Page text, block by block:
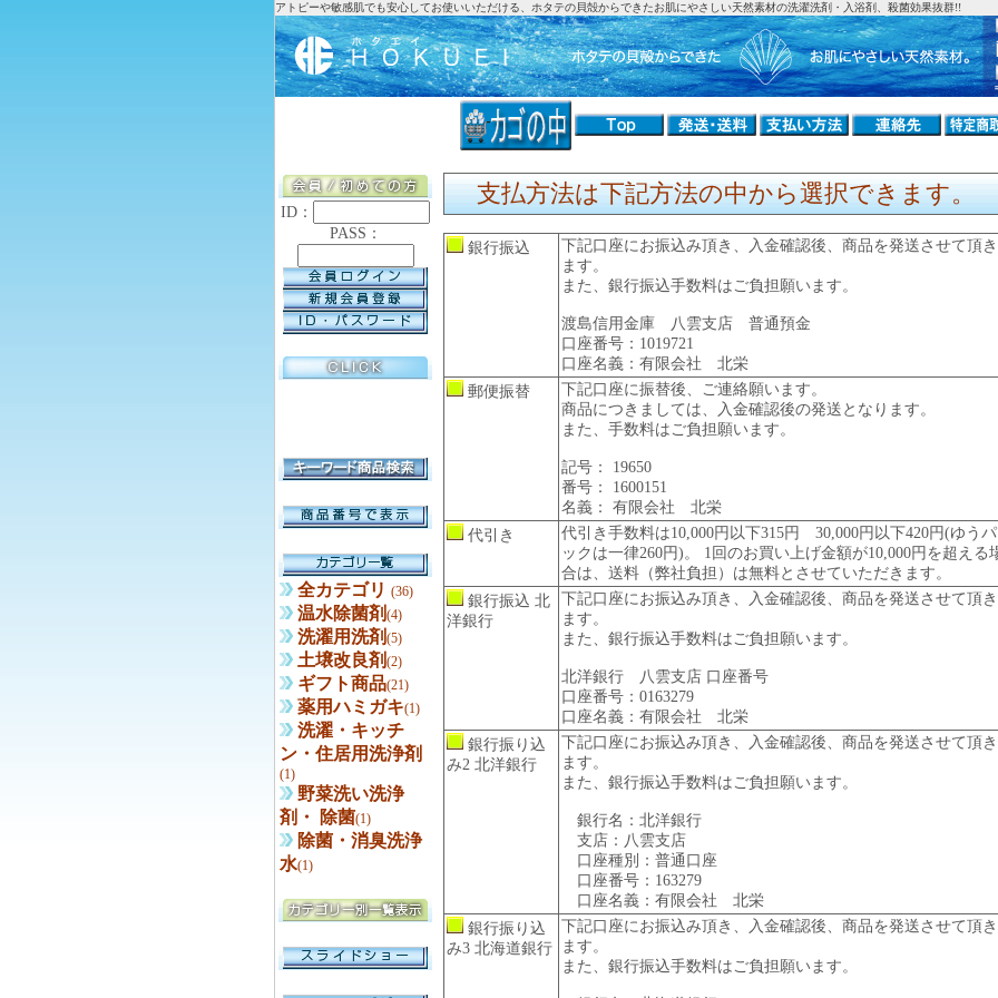
アトピーや敏感肌でも安心してお使いいただける、ホタテの貝殻からできたお肌にやさしい天然素材の洗濯洗剤・入浴剤、殺菌効果抜群!!
ID：
PASS：
全カテゴリ (36)
温水除菌剤 (4)
洗濯用洗剤 (5)
土壌改良剤 (2)
ギフト商品(21)
薬用ハミガキ(1)
洗濯・キッチ
ン・住居用洗浄剤
(1)
野菜洗い洗浄
剤・ 除菌(1)
除菌・消臭洗浄
水(1)
支払方法は下記方法の中から選択できます。
銀行振込
下記口座にお振込み頂き、入金確認後、商品を発送させて頂き
ます。
また、銀行振込手数料はご負担願います。
渡島信用金庫 八雲支店 普通預金
口座番号：1019721
口座名義：有限会社 北栄
郵便振替
下記口座に振替後、ご連絡願います。
商品につきましては、入金確認後の発送となります。
また、手数料はご負担願います。
記号： 19650
番号： 1600151
名義： 有限会社 北栄
代引き
代引き手数料は10,000円以下315円 30,000円以下420円(ゆうパ
ックは一律260円)。 1回のお買い上げ金額が10,000円を超える
合は、送料（弊社負担）は無料とさせていただきます。
銀行振込 北
洋銀行
下記口座にお振込み頂き、入金確認後、商品を発送させて頂き
ます。
また、銀行振込手数料はご負担願います。
北洋銀行 八雲支店 口座番号
口座番号：0163279
口座名義：有限会社 北栄
銀行振り込
み2 北洋銀行
下記口座にお振込み頂き、入金確認後、商品を発送させて頂き
ます。
また、銀行振込手数料はご負担願います。
銀行名：北洋銀行
支店：八雲支店
口座種別：普通口座
口座番号：163279
口座名義：有限会社 北栄
銀行振り込
み3 北海道銀行
下記口座にお振込み頂き、入金確認後、商品を発送させて頂き
ます。
また、銀行振込手数料はご負担願います。